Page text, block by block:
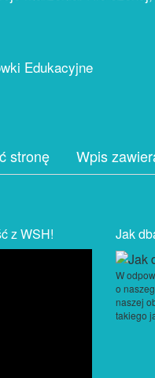
Edukacyjne
stronę Wpis
z WSH! Jak
W
o
naszej
takiego